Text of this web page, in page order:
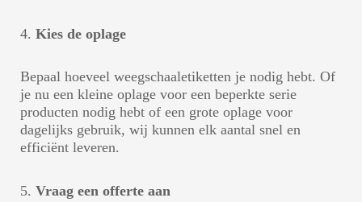
4. Kies de oplage
Bepaal hoeveel weegschaaletiketten je nodig hebt. Of
je nu een kleine oplage voor een beperkte serie
producten nodig hebt of een grote oplage voor
dagelijks gebruik, wij kunnen elk aantal snel en
efficiënt leveren.
5. Vraag een offerte aan